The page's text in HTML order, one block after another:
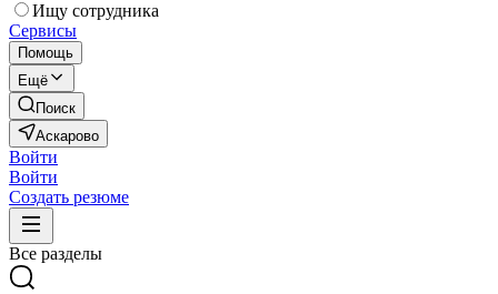
Ищу сотрудника
Сервисы
Помощь
Ещё
Поиск
Аскарово
Войти
Войти
Создать резюме
Все разделы